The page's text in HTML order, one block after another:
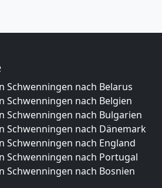
Schwenningen nach Belarus
Schwenningen nach Belgien
Schwenningen nach Bulgarien
Schwenningen nach Dänemark
Schwenningen nach England
Schwenningen nach Portugal
Schwenningen nach Bosnien